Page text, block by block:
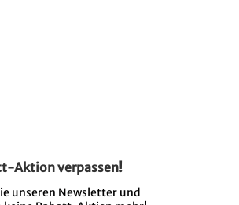
Aktion verpassen!
unseren Newsletter und